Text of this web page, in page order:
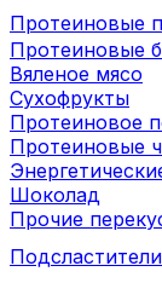
Протеиновые
Протеиновые
Вяленое мясо
Сухофрукты
Протеиновое
Протеиновые
Шоколад
Прочие